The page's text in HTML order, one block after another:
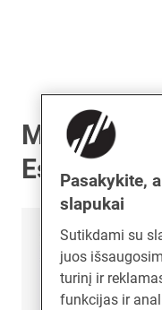
MILA
EspagPasakykite,
slapukai
Sutikdami su
juos
turinį ir
funkcijas ir